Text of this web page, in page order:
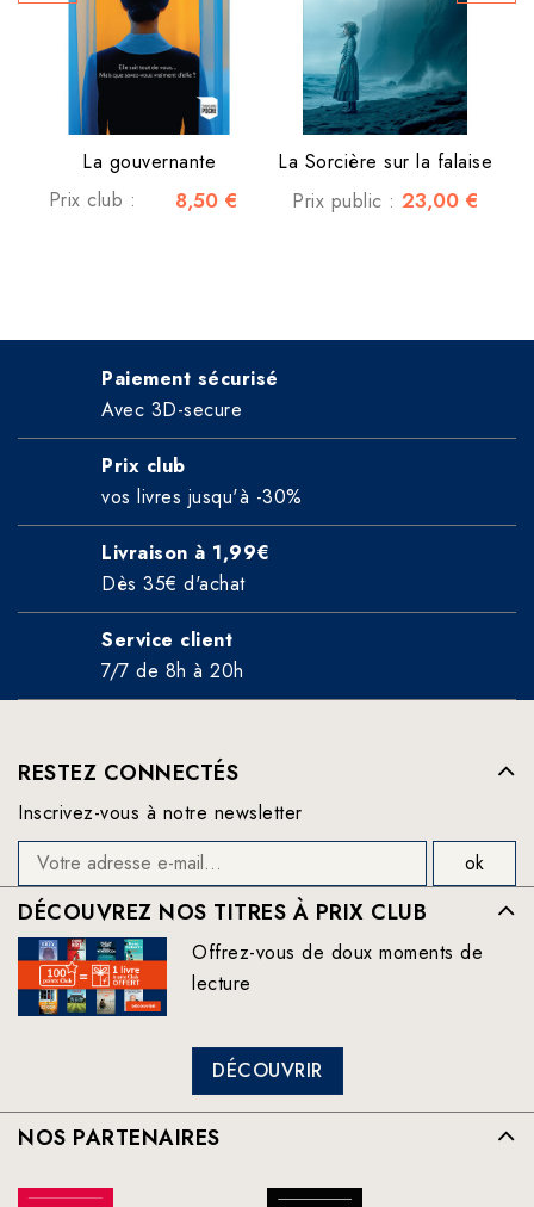
La gouvernante
Prix club :
8,50 €
La Sorcière sur la falaise
Prix public : 23,00 €
Paiement sécurisé
Avec 3D-secure
Prix club
vos livres jusqu'à -30%
Livraison à 1,99€
Dès 35€ d'achat
Service client
7/7 de 8h à 20h
RESTEZ CONNECTÉS
Inscrivez-vous à notre newsletter
DÉCOUVREZ NOS TITRES À PRIX CLUB
Offrez-vous de doux moments de
lecture
DÉCOUVRIR
NOS PARTENAIRES